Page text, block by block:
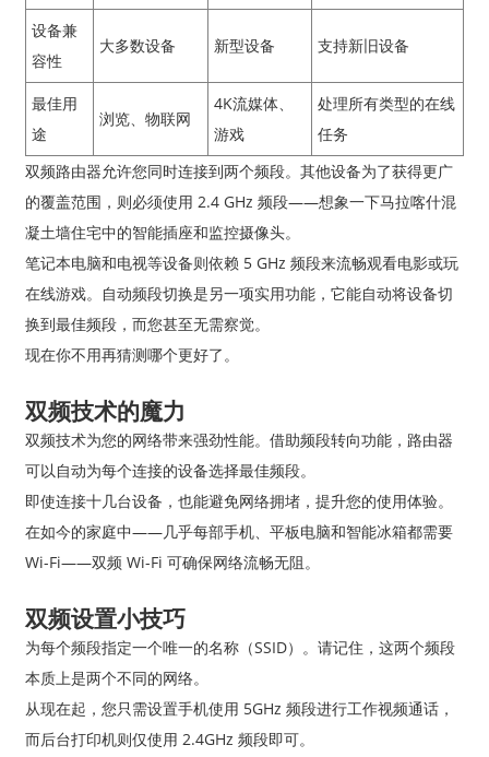
设备兼
容性
大多数设备 新型设备 支持新旧设备
最佳用
途
浏览、物联网
4K流媒体、
游戏
处理所有类型的在线
任务
双频路由器允许您同时连接到两个频段。其他设备为了获得更广
的覆盖范围，则必须使用 2.4 GHz 频段——想象一下马拉喀什混
凝土墙住宅中的智能插座和监控摄像头。
笔记本电脑和电视等设备则依赖 5 GHz 频段来流畅观看电影或玩
在线游戏。自动频段切换是另一项实用功能，它能自动将设备切
换到最佳频段，而您甚至无需察觉。
现在你不用再猜测哪个更好了。
双频技术的魔力
双频技术为您的网络带来强劲性能。借助频段转向功能，路由器
可以自动为每个连接的设备选择最佳频段。
即使连接十几台设备，也能避免网络拥堵，提升您的使用体验。
在如今的家庭中——几乎每部手机、平板电脑和智能冰箱都需要
Wi-Fi——双频 Wi-Fi 可确保网络流畅无阻。
双频设置小技巧
为每个频段指定一个唯一的名称（SSID）。请记住，这两个频段
本质上是两个不同的网络。
从现在起，您只需设置手机使用 5GHz 频段进行工作视频通话，
而后台打印机则仅使用 2.4GHz 频段即可。